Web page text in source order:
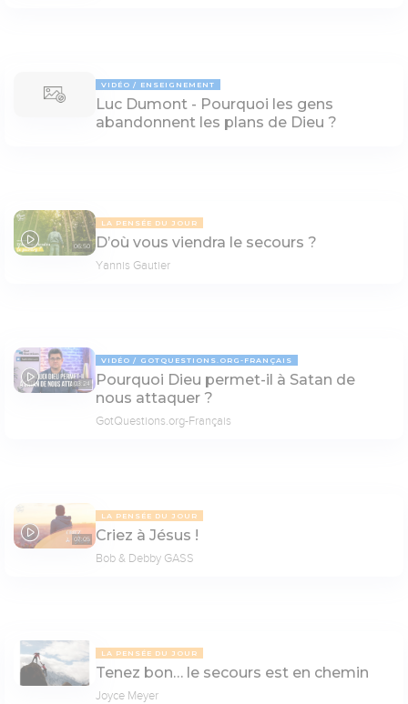
VIDÉO ENSEIGNEMENT
Luc Dumont - Pourquoi les gens
abandonnent les plans de Dieu ?
06:50
LA PENSÉE DU JOUR
D’où vous viendra le secours ?
Yannis Gautier
03:24
VIDÉO GOTQUESTIONS.ORG-FRANÇAIS
Pourquoi Dieu permet-il à Satan de
nous attaquer ?
GotQuestions.org-Français
07:05
LA PENSÉE DU JOUR
Criez à Jésus !
Bob & Debby GASS
LA PENSÉE DU JOUR
Tenez bon… le secours est en chemin
Joyce Meyer